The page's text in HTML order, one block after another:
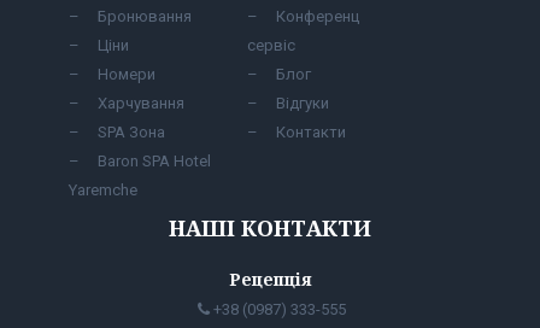
Бронювання
Ціни
Номери
Харчування
SPA Зона
Baron SPA Hotel
Yaremche
Конференц
сервіс
Блог
Відгуки
Контакти
НАШІ КОНТАКТИ
Рецепція
+38 (0987) 333-555